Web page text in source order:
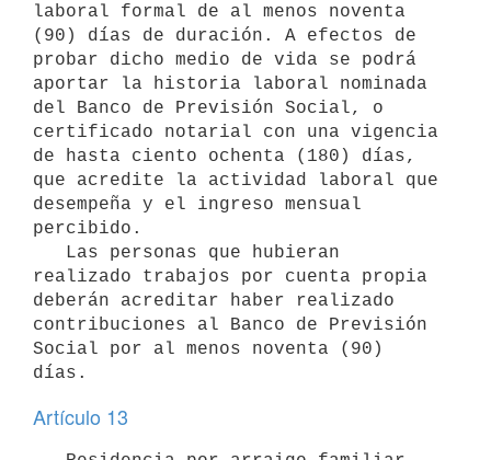
laboral formal de al menos noventa
(90) días de duración. A efectos de
probar dicho medio de vida se podrá
aportar la historia laboral nominada
del Banco de Previsión Social, o
certificado notarial con una vigencia
de hasta ciento ochenta (180) días,
que acredite la actividad laboral que
desempeña y el ingreso mensual
percibido.
realizado trabajos por cuenta propia
deberán acreditar haber realizado
contribuciones al Banco de Previsión
Social por al menos noventa (90)
Artículo 13